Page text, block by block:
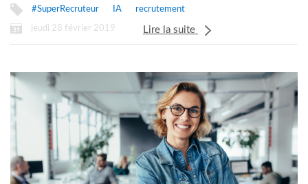
#SuperRecruteur IA recrutement
jeudi 28 février 2019 Lire la suite